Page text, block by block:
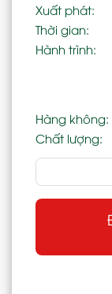
Xuất phát:
Thời gian:
Hành trình:
Hàng không:
Chất lượng: